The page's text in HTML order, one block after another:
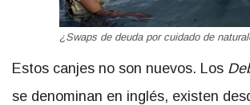
¿Swaps de deuda por cuidado de
Estos canjes no son nuevos. Los
se denominan en inglés, existen